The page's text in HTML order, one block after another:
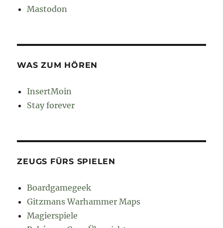
Mastodon
WAS ZUM HÖREN
InsertMoin
Stay forever
ZEUGS FÜRS SPIELEN
Boardgamegeek
Gitzmans Warhammer Maps
Magierspiele